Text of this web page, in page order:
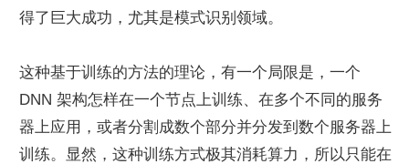
得了巨大成功，尤其是模式识别领域。
这种基于训练的方法的理论，有一个局限是，一个
DNN 架构怎样在一个节点上训练、在多个不同的服务
器上应用，或者分割成数个部分并分发到数个服务器上
训练。显然，这种训练方式极其消耗算力，所以只能在